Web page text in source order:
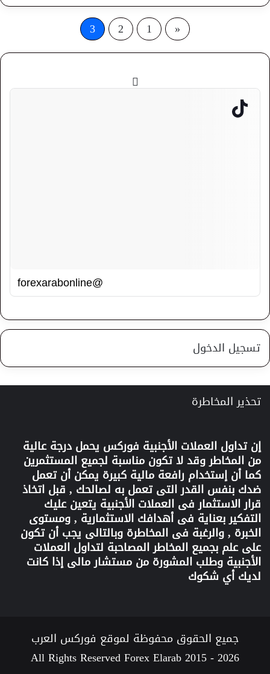
«
1
2
3
@forexarabonline
تسجيل الدخول
تحذير المخاطرة
إن تداول العملات الأجنبية فوركس يحمل درجة عالية
من المخاطر وقد لا تكون مناسبة لجميع المستثمرين
كما أن إستخدام رافعة مالية كبيرة يمكن أن تعمل
ضدك بنفس القدر التى تعمل به لصالحك , قبل اتخاذ
قرار الاستثمار فى العملات الأجنبية يتعين عليك
التفكير بعناية فى أهدافك الاستثمارية , ومستوى
الخبرة , والرغبة فى المخاطرة وبالتالى يجب أن تكون
على علم بجميع المخاطر المصاحبة لتداول العملات
الأجنبية وطلب المشورة من مستشار مالى إذا كانت
لديك أي شكوك
جميع الحقوق محفوظة لموقع فوركس العرب
All Rights Reserved Forex Elarab 2015 - 2026